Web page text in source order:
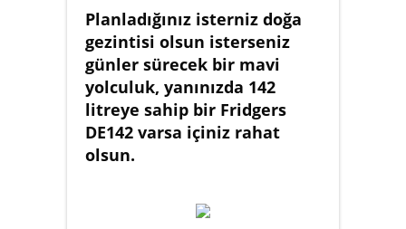
Planladığınız isterniz doğa
gezintisi olsun isterseniz
günler sürecek bir mavi
yolculuk, yanınızda 142
litreye sahip bir Fridgers
DE142 varsa içiniz rahat
olsun.